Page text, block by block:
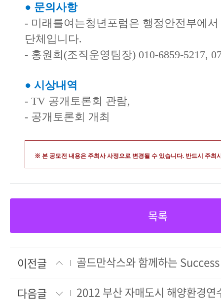
● 문의사항
- 미래를여는청년포럼은 행정안전부에
단체입니다.
- 홍원희(조직운영팀장) 010-6859-5217,
● 시상내역
- TV 공개토론회 관람,
- 공개토론회 개최
※ 본 공모전 내용은 주최사 사정으로 변경될 수 있습니다. 반드시 주최
목록
이전글
다음글
2012 부산 자매도시 해양환경연